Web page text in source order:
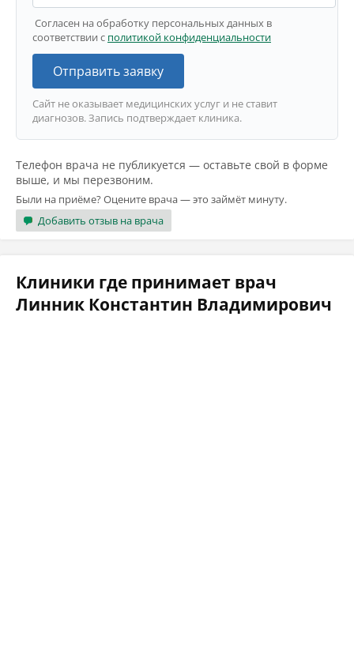
Согласен на обработку персональных данных в
соответствии с политикой конфиденциальности
Отправить заявку
Сайт не оказывает медицинских услуг и не ставит
диагнозов. Запись подтверждает клиника.
Телефон врача не публикуется — оставьте свой в форме
выше, и мы перезвоним.
Были на приёме? Оцените врача — это займёт минуту.
Добавить отзыв на врача
Клиники где принимает врач
Линник Константин Владимирович